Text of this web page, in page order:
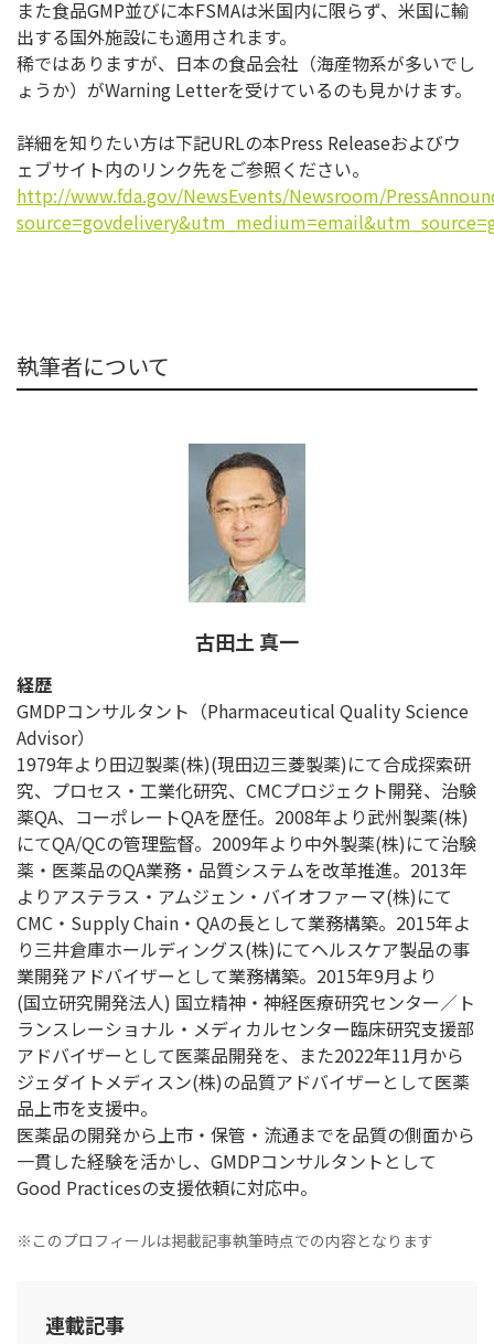
また食品GMP並びに本FSMAは米国内に限らず、米国に輸
出する国外施設にも適用されます。
稀ではありますが、日本の食品会社（海産物系が多いでし
ょうか）がWarning Letterを受けているのも見かけます。
詳細を知りたい方は下記URLの本Press Releaseおよびウ
ェブサイト内のリンク先をご参照ください。
http://www.fda.gov/NewsEvents/Newsroom/
執筆者について
古田土 真一
経歴
GMDPコンサルタント（Pharmaceutical Quality Science
Advisor）
1979年より田辺製薬(株)(現田辺三菱製薬)にて合成探索研
究、プロセス・工業化研究、CMCプロジェクト開発、治験
薬QA、コーポレートQAを歴任。2008年より武州製薬(株)
にてQA/QCの管理監督。2009年より中外製薬(株)にて治験
薬・医薬品のQA業務・品質システムを改革推進。2013年
よりアステラス・アムジェン・バイオファーマ(株)にて
CMC・Supply Chain・QAの長として業務構築。2015年よ
り三井倉庫ホールディングス(株)にてヘルスケア製品の事
業開発アドバイザーとして業務構築。2015年9月より
(国立研究開発法人) 国立精神・神経医療研究センター／ト
ランスレーショナル・メディカルセンター臨床研究支援部
アドバイザーとして医薬品開発を、また2022年11月から
ジェダイトメディスン(株)の品質アドバイザーとして医薬
品上市を支援中。
医薬品の開発から上市・保管・流通までを品質の側面から
一貫した経験を活かし、GMDPコンサルタントとして
Good Practicesの支援依頼に対応中。
※このプロフィールは掲載記事執筆時点での内容となります
連載記事